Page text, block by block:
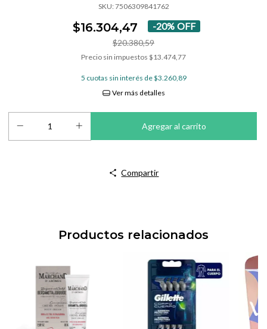
SKU: 7506309841762
$16.304,47 -20% OFF
$20.380,59
Precio sin impuestos $13.474,77
5 cuotas sin interés de$3.260,89
Ver más detalles
Compartir
Productos relacionados